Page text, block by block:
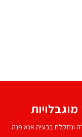
ונתקלת בבעיה אנא פנה